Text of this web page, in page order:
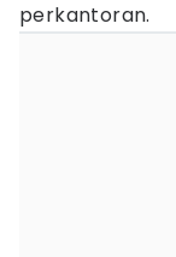
perkantoran.